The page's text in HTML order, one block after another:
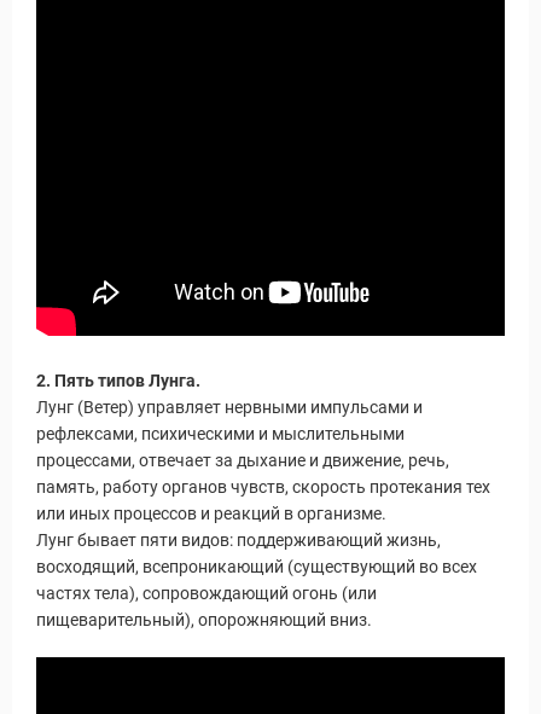
2. Пять типов Лунга.
Лунг (Ветер) управляет нервными импульсами и
рефлексами, психическими и мыслительными
процессами, отвечает за дыхание и движение, речь,
память, работу органов чувств, скорость протекания тех
или иных процессов и реакций в организме.
Лунг бывает пяти видов: поддерживающий жизнь,
восходящий, всепроникающий (существующий во всех
частях тела), сопровождающий огонь (или
пищеварительный), опорожняющий вниз.